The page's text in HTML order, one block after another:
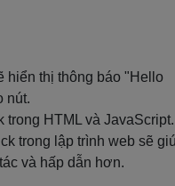
hiển thị thông báo "Hello
nút.
HTML và JavaScript.
trong lập trình web sẽ
và hấp dẫn hơn.